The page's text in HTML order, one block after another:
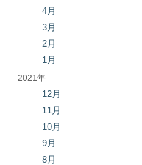
4月
3月
2月
1月
2021年
12月
11月
10月
9月
8月